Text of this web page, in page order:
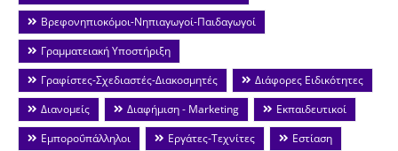
Βρεφονηπιοκόμοι-Νηπιαγωγοί-Παιδαγωγοί
Γραμματειακή Υποστήριξη
Γραφίστες-Σχεδιαστές-Διακοσμητές
Διάφορες Ειδικότητες
Διανομείς
Διαφήμιση - Marketing
Εκπαιδευτικοί
Εμποροΰπάλληλοι
Εργάτες-Τεχνίτες
Εστίαση